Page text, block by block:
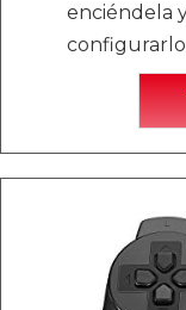
enciéndela